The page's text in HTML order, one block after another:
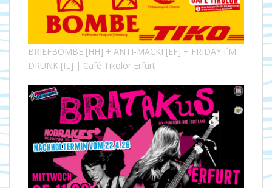
BRIEFBOMBE [HH] + ANTI-MACKI [EF] + FRIDAY I´M
DRUNK [IL] | Café Tikolor Erfurt